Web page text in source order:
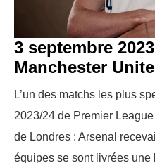
3 septembre
Manchester
L’un des matchs les plus
2023/24 de Premier
de Londres : Arsenal
équipes se sont livrées une